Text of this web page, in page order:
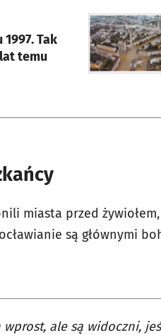
Tak
temu
otworzy się
miasta przed
są głównymi
wprost, ale są widoczni,